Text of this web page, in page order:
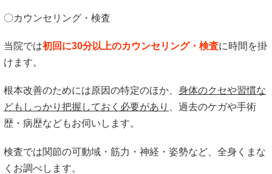
〇カウンセリング・検査
当院では初回に30分以上のカウンセリング・検査に時間を掛
けます。
根本改善のためには原因の特定のほか、 身体のクセや習慣な
どもしっかり把握しておく必要があり
、過去のケガや手術
歴・病歴などもお伺いします。
検査では関節の可動域・筋力・神経・姿勢など、全身くまな
くお調べします。